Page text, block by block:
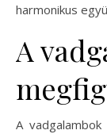
harmonikus
A
A